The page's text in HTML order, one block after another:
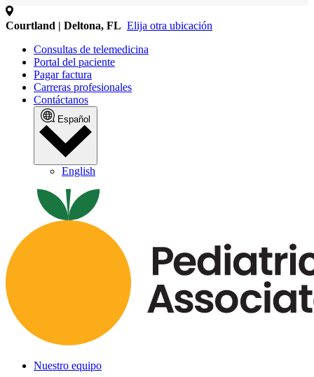
Courtland | Deltona, FL Elija otra ubicación
Consultas de telemedicina
Portal del paciente
Pagar factura
Carreras profesionales
Contáctanos
Español
English
Nuestro equipo